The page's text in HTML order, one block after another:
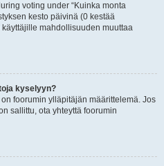
voting under “Kuinka monta
kesto päivinä (0 kestää
mahdollisuuden muuttaa
kyselyyn?
foorumin ylläpitäjän määrittelemä. Jos
sallittu, ota yhteyttä foorumin